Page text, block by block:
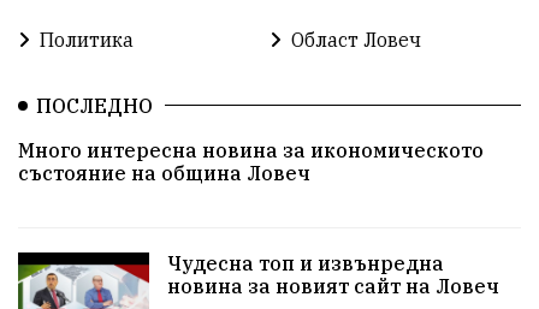
Политика Област Ловеч
ПОСЛЕДНО
Много интересна новина за икономическото
състояние на община Ловеч
Чудесна топ и извънредна
новина за новият сайт на Ловеч